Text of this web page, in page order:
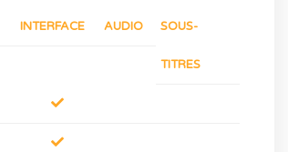
INTERFACE AUDIO SOUS-
TITRES